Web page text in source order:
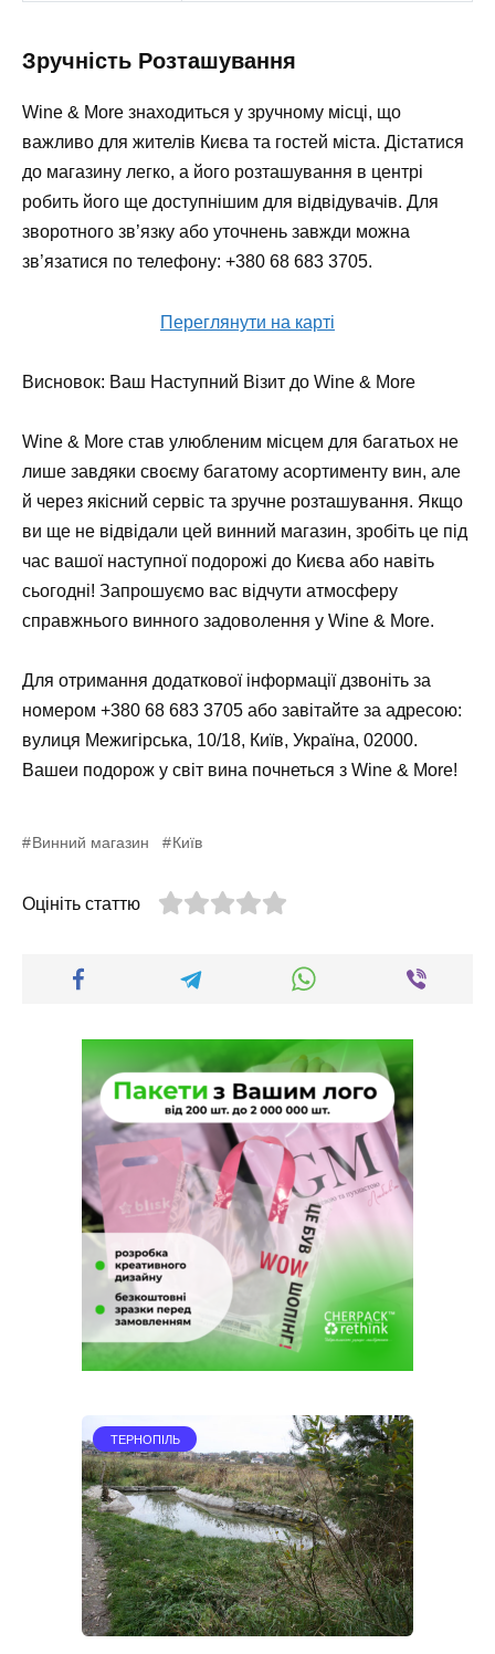
Зручність Розташування
Wine & More знаходиться у зручному місці, що
важливо для жителів Києва та гостей міста. Дістатися
до магазину легко, а його розташування в центрі
робить його ще доступнішим для відвідувачів. Для
зворотного зв’язку або уточнень завжди можна
зв’язатися по телефону: +380 68 683 3705.
Переглянути на карті
Висновок: Ваш Наступний Візит до Wine & More
Wine & More став улюбленим місцем для багатьох не
лише завдяки своєму багатому асортименту вин, але
й через якісний сервіс та зручне розташування. Якщо
ви ще не відвідали цей винний магазин, зробіть це під
час вашої наступної подорожі до Києва або навіть
сьогодні! Запрошуємо вас відчути атмосферу
справжнього винного задоволення у Wine & More.
Для отримання додаткової інформації дзвоніть за
номером +380 68 683 3705 або завітайте за адресою:
вулиця Межигірська, 10/18, Київ, Україна, 02000.
Вашеи подорож у світ вина почнеться з Wine & More!
Винний магазин Київ
Оцініть статтю
ТЕРНОПІЛЬ